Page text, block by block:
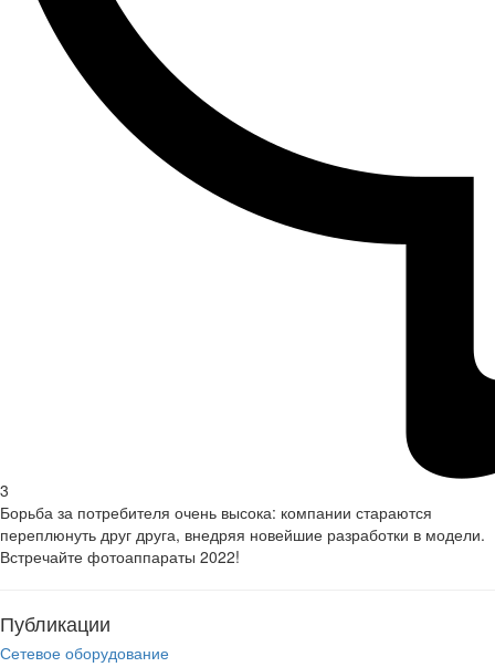
3
Борьба за потребителя очень высока: компании стараются
переплюнуть друг друга, внедряя новейшие разработки в модели.
Встречайте фотоаппараты 2022!
Публикации
Сетевое оборудование